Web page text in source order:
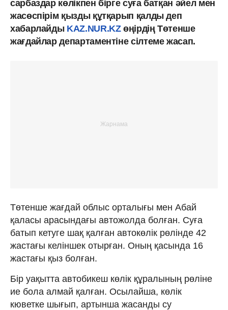
сарбаздар көлікпен бірге суға батқан әйел мен
жасөспірім қызды құтқарып қалды деп
хабарлайды KAZ.NUR.KZөңірдің Төтенше
жағдайлар департаментіне сілтеме жасап.
Төтенше жағдай облыс орталығы мен Абай
қаласы арасындағы автожолда болған. Суға
батып кетуге шақ қалған автокөлік рөлінде 42
жастағы келіншек отырған. Оның қасында 16
жастағы қыз болған.
Бір уақытта автобикеш көлік құралының рөліне
ие бола алмай қалған. Осылайша, көлік
кюветке шығып, артынша жасанды су